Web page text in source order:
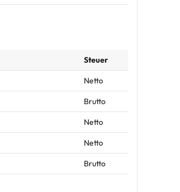
Steuer
Netto
Brutto
Netto
Netto
Brutto